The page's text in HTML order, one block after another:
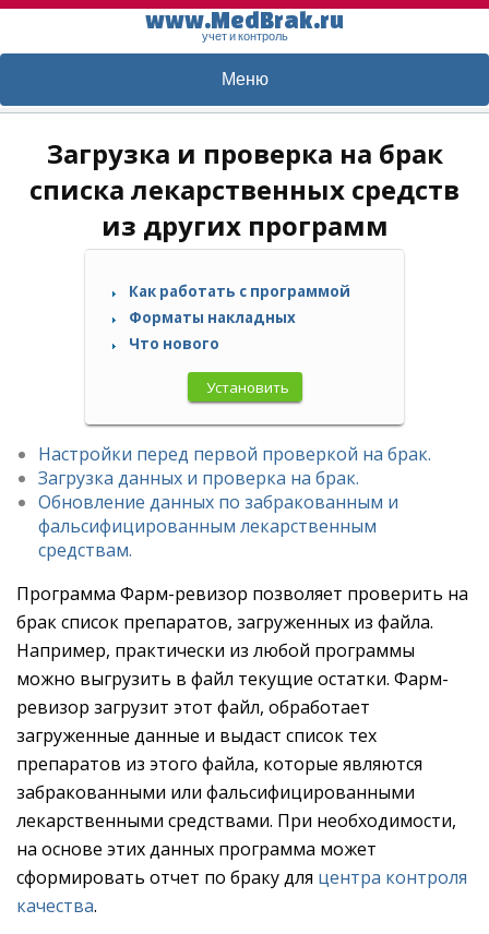
www.MedBrak.ru
учет и контроль
Меню
Загрузка и проверка на брак
списка лекарственных средств
из других программ
Как работать с программой
Форматы накладных
Что нового
Установить
Настройки перед первой проверкой на брак.
Загрузка данных и проверка на брак.
Обновление данных по забракованным и
фальсифицированным лекарственным
средствам.
Программа Фарм-ревизор позволяет проверить на
брак список препаратов, загруженных из файла.
Например, практически из любой программы
можно выгрузить в файл текущие остатки. Фарм-
ревизор загрузит этот файл, обработает
загруженные данные и выдаст список тех
препаратов из этого файла, которые являются
забракованными или фальсифицированными
лекарственными средствами. При необходимости,
на основе этих данных программа может
сформировать отчет по браку для центра контроля
качества.